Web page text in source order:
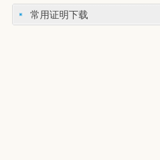
常用证明下载